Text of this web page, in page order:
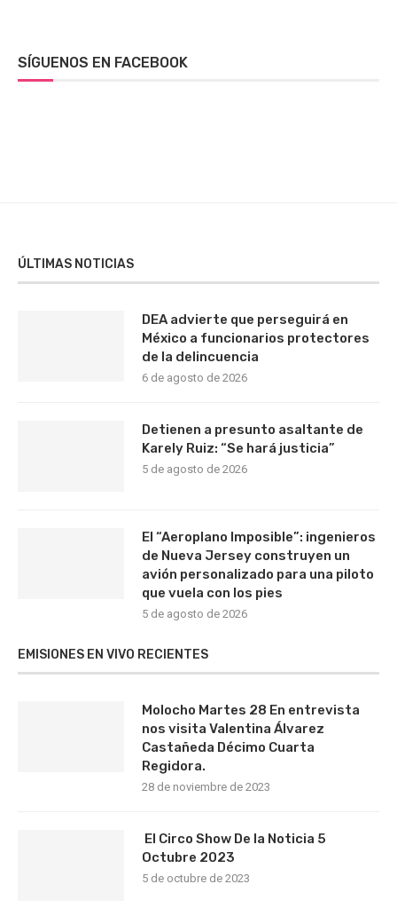
SÍGUENOS EN FACEBOOK
ÚLTIMAS NOTICIAS
DEA advierte que perseguirá en
México a funcionarios protectores
de la delincuencia
6 de agosto de 2026
Detienen a presunto asaltante de
Karely Ruiz: “Se hará justicia”
5 de agosto de 2026
El “Aeroplano Imposible”: ingenieros
de Nueva Jersey construyen un
avión personalizado para una piloto
que vuela con los pies
5 de agosto de 2026
EMISIONES EN VIVO RECIENTES
Molocho Martes 28 En entrevista
nos visita Valentina Álvarez
Castañeda Décimo Cuarta
Regidora.
28 de noviembre de 2023
El Circo Show De la Noticia 5
Octubre 2023
5 de octubre de 2023